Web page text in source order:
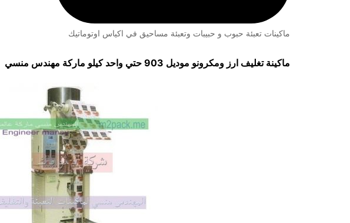
ماكينات تعبئة حبوب و حبيبات وتعبئة مساحيق في اكياس اوتوماتيك
ماكينة تغليف ارز ومكرونو موديل 903 حتي واحد كيلو ماركة مهندس منسي